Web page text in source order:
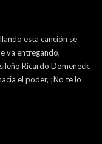
esta canción se
va entregando,
Ricardo Domeneck,
el poder, ¡No te lo